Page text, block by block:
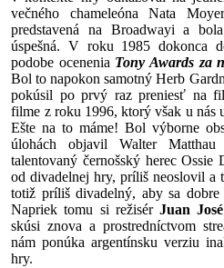
večného chameleóna Nata
predstavená na Broadwayi a
úspešná. V roku 1985 dokonca
podobe ocenenia Tony Awards za
Bol to napokon samotný Herb
pokúsil po prvý raz preniesť na
filme z roku 1996, ktorý však u nás
Ešte na to máme! Bol výborne
úlohách objavil Walter
talentovaný černošský herec
od divadelnej hry, príliš neoslovil a
totiž príliš divadelný, aby sa
Napriek tomu si režisér Juan
skúsi znova a prostredníctvom
nám ponúka argentínsku verziu
hry.